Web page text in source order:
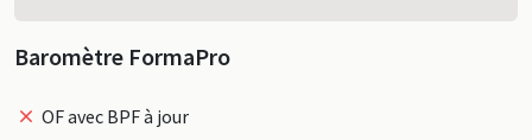
Baromètre FormaPro
OF avec BPF à jour